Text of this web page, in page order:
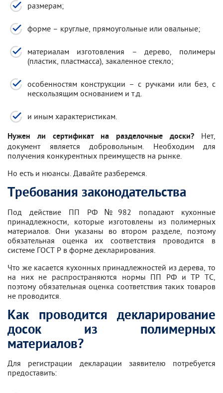
размерам;
форме – круглые, прямоугольные или овальные;
материалам изготовления – дерево, полимеры
(пластик, пластмасса), закаленное стекло;
особенностям конструкции – с ручками или без, с
нескользящим основанием и т.д.
и иным характеристикам.
Нужен ли сертификат на разделочные доски? Нет,
документ является добровольным. Необходим для
получения конкурентных преимуществ на рынке.
Но есть и нюансы. Давайте разберемся.
Требования законодательства
Под действие ПП РФ №982 попадают кухонные
принадлежности, которые изготовлены из полимерных
материалов. Они указаны во втором разделе, поэтому
обязательная оценка их соответствия проводится в
системе ГОСТ Р в форме декларирования.
Что же касается кухонных принадлежностей из дерева, то
на них не распространяются нормы ПП РФ и ТР ТС,
поэтому обязательная оценка соответствия таких товаров
не проводится.
Как проводится декларирование
досок из полимерных
материалов?
Для регистрации декларации заявителю потребуется
предоставить: